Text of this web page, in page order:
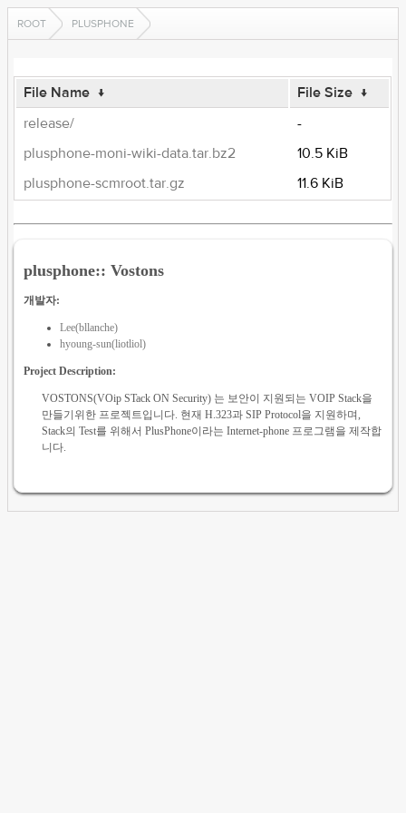
ROOT PLUSPHONE
File Name ↓ File Size ↓
release/
-
plusphone-moni-wiki-data.tar.bz2
10.5 KiB
plusphone-scmroot.tar.gz
11.6 KiB
plusphone:: Vostons
개발자:
Lee(bllanche)
hyoung-sun(liotliol)
Project Description:
VOSTONS(VOip STack ON Security) 는 보안이 지원되는 VOIP Stack을
만들기위한 프로젝트입니다. 현재 H.323과 SIP Protocol을 지원하며,
Stack의 Test를 위해서 PlusPhone이라는 Internet-phone 프로그램을 제작합
니다.